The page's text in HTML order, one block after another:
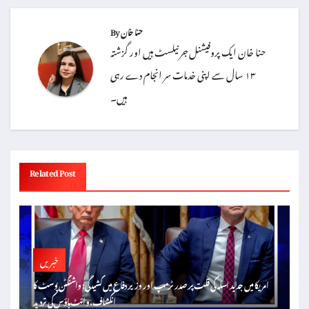
Byحنا خان
حنا خان ایک پروفیشنل جرنیلسٹ ہیں اور گزشتہ
۱۳ سال سے اپنی خدمات سر انجام دے رہی
ہیں۔
Related Post
خبریں
امریکا میں جدید اسلہ کی قلت پر صدر ٹرمپ اور وزیر دفاع میں کشیدگی: واشنگٹن پوسٹ کا
انکشاف، وائٹ ہاؤس کی تردید